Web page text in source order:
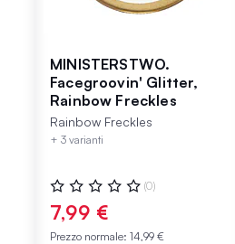
MINISTERSTWO.
Facegroovin' Glitter,
Rainbow Freckles
Rainbow Freckles
+ 3 varianti
Valutazione:
0%
(0)
7,99 €
Prezzo normale: 14,99 €